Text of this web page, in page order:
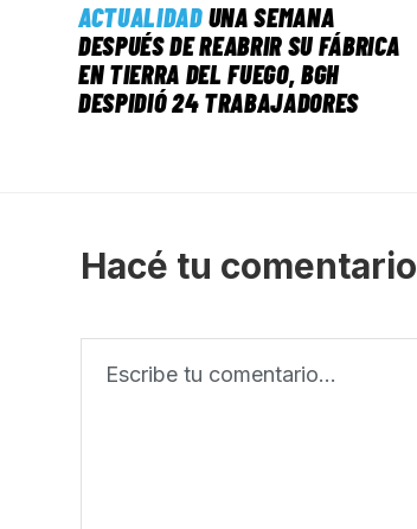
ACTUALIDAD UNA SEMANA
DESPUÉS DE REABRIR SU FÁBRICA
EN TIERRA DEL FUEGO, BGH
DESPIDIÓ 24 TRABAJADORES
Hacé tu comentario